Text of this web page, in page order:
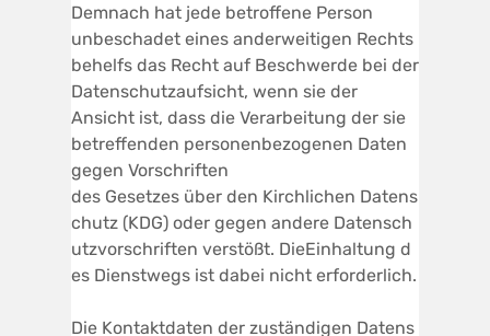
Demnach hat jede betroffene Person
unbeschadet eines anderweitigen Rechts
behelfs das Recht auf Beschwerde bei der
Datenschutzaufsicht, wenn sie der
Ansicht ist, dass die Verarbeitung der sie
betreffenden personenbezogenen Daten
gegen Vorschriften
des Gesetzes über den Kirchlichen Datens
chutz (KDG) oder gegen andere Datensch
utzvorschriften verstößt. DieEinhaltung d
es Dienstwegs ist dabei nicht erforderlich.
Die Kontaktdaten der zuständigen Datens